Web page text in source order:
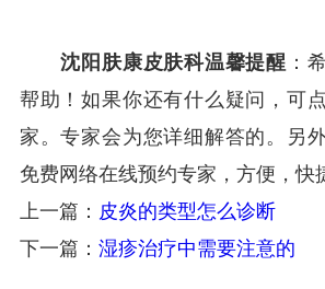
沈阳肤康皮肤科温馨提醒 ：
帮助！如果你还有什么疑问，可
家。专家会为您详细解答的。另
免费网络在线预约专家，方便，快
上一篇： 皮炎的类型怎么诊断
下一篇： 湿疹治疗中需要注意的